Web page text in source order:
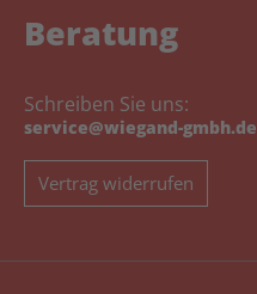
Beratung
Schreiben Sie uns:
service@wiegand-gmbh.de
Vertrag widerrufen